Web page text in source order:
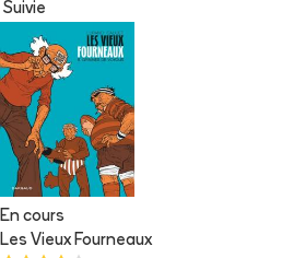
Suivie
En cours
Les Vieux Fourneaux